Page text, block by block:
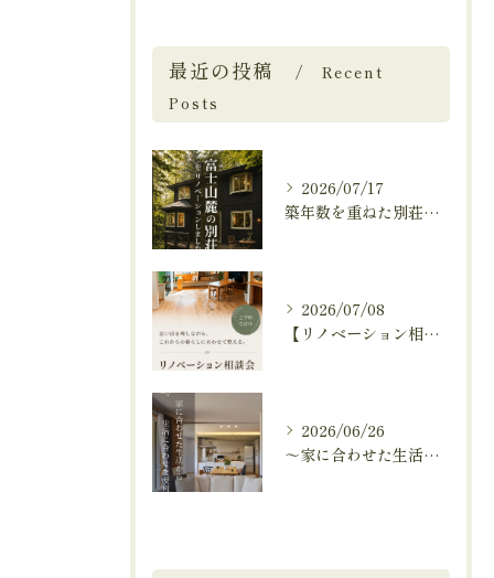
最近の投稿
Recent
Posts
2026/07/17
築年数を重ねた別荘を、これからも快適に暮らせる住まいへ。
2026/07/08
【リノベーション相談会開催中🚩】
2026/06/26
～家に合わせた生活から、生活に合わせた便利な暮らしへ～